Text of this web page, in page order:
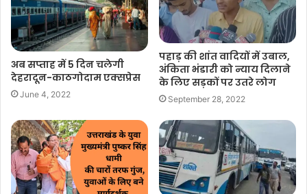
अब सप्‍ताह में 5 दिन चलेगी
देहरादून-काठगोदाम एक्सप्रेस
June 4, 2022
पहाड़ की शांत वादियों में उबाल,
अंकिता भंडारी को न्याय दिलाने
के लिए सड़कों पर उतरे लोग
September 28, 2022